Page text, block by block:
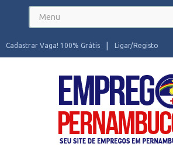
Ligar/Registo
Cadastrar Vaga! 100% Grátis